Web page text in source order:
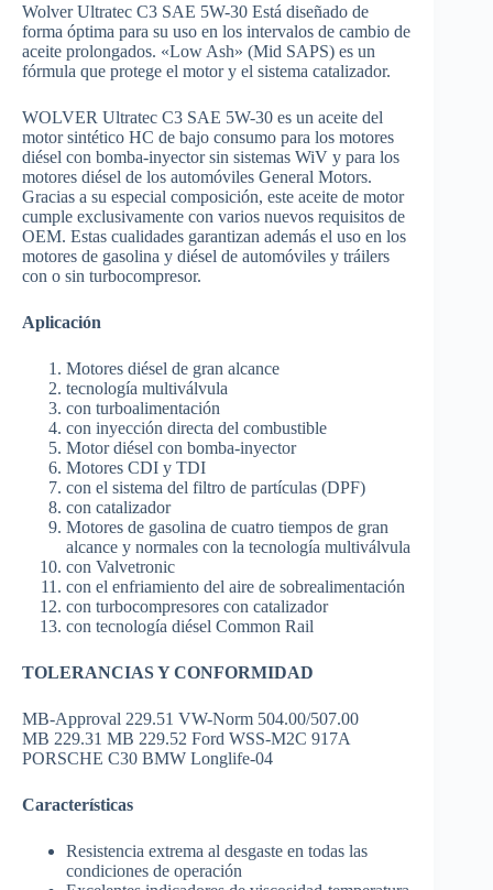
Wolver Ultratec C3 SAE 5W-30 Está diseñado de
forma óptima para su uso en los intervalos de cambio de
aceite prolongados. «Low Ash» (Mid SAPS) es un
fórmula que protege el motor y el sistema catalizador.
WOLVER Ultratec C3 SAE 5W-30 es un aceite del
motor sintético HC de bajo consumo para los motores
diésel con bomba-inyector sin sistemas WiV y para los
motores diésel de los automóviles General Motors.
Gracias a su especial composición, este aceite de motor
cumple exclusivamente con varios nuevos requisitos de
OEM. Estas cualidades garantizan además el uso en los
motores de gasolina y diésel de automóviles y tráilers
con o sin turbocompresor.
Aplicación
Motores diésel de gran alcance
tecnología multiválvula
con turboalimentación
con inyección directa del combustible
Motor diésel con bomba-inyector
Motores CDI y TDI
con el sistema del filtro de partículas (DPF)
con catalizador
Motores de gasolina de cuatro tiempos de gran
alcance y normales con la tecnología multiválvula
con Valvetronic
con el enfriamiento del aire de sobrealimentación
con turbocompresores con catalizador
con tecnología diésel Common Rail
TOLERANCIAS Y CONFORMIDAD
MB-Approval 229.51 VW-Norm 504.00/507.00
MB 229.31 MB 229.52 Ford WSS-M2C 917A
PORSCHE C30 BMW Longlife-04
Características
Resistencia extrema al desgaste en todas las
condiciones de operación